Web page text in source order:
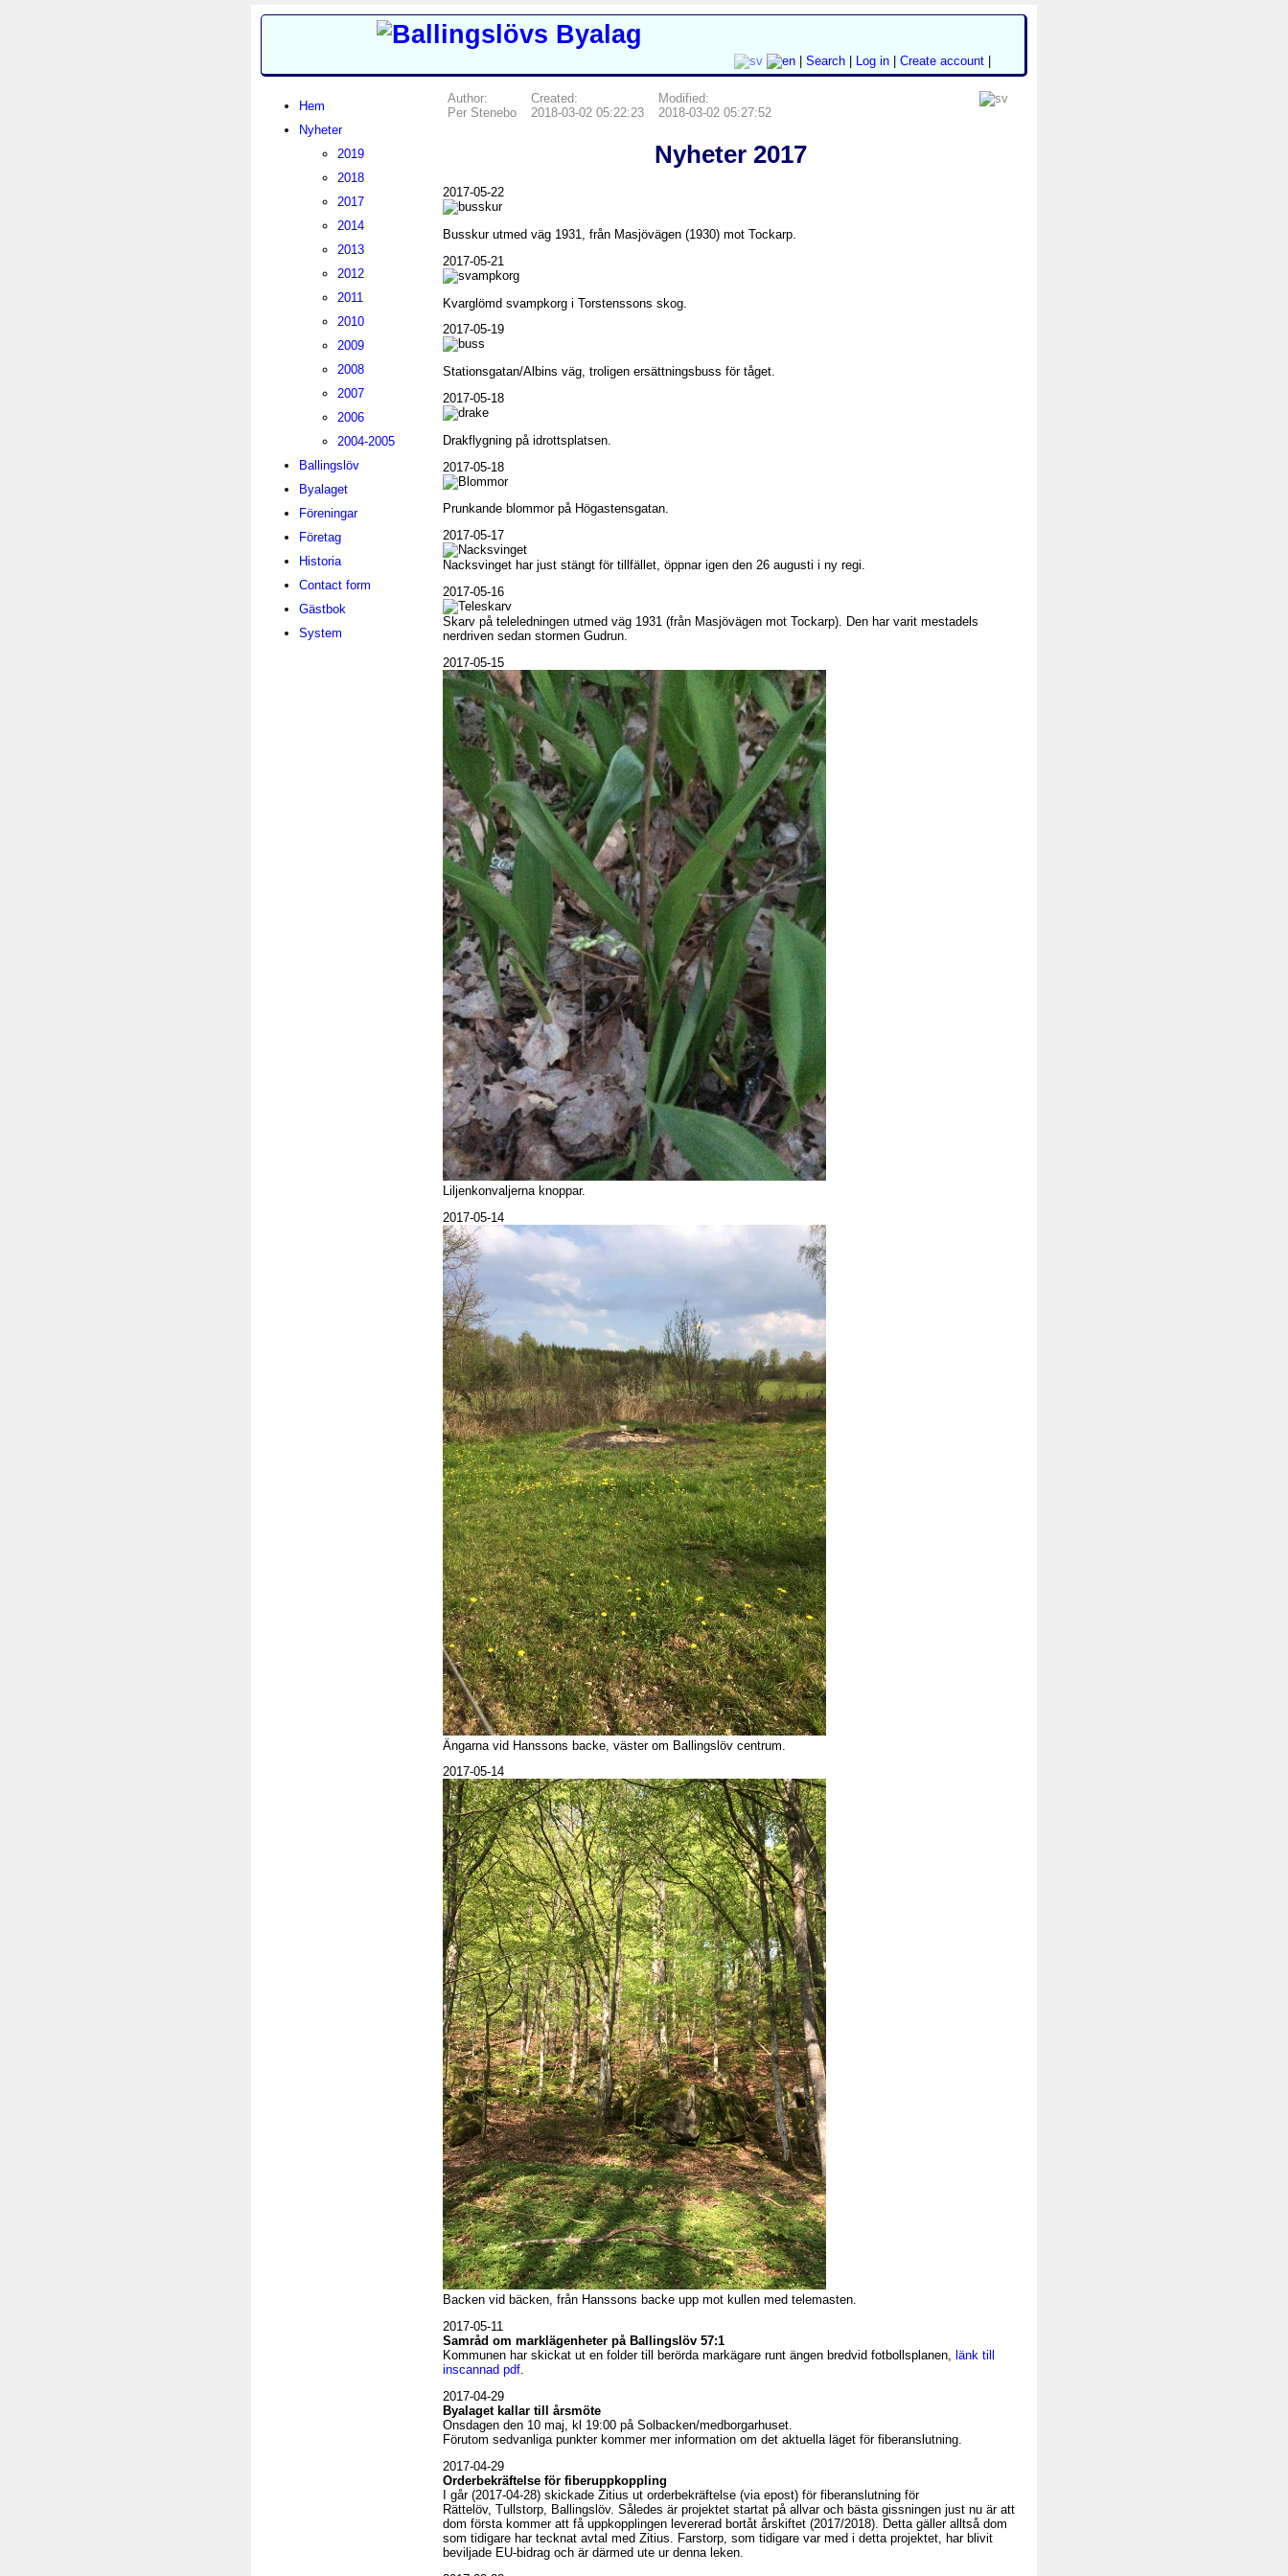
Search Log in Create account
Hem
Nyheter
2019
2018
2017
2014
2013
2012
2011
2010
2009
2008
2007
2006
2004-2005
Ballingslöv
Byalaget
Föreningar
Företag
Historia
Contact form
Gästbok
System
Author:
Per Stenebo
Created:
2018-03-02 05:22:23
Modified:
2018-03-02 05:27:52
Nyheter 2017
2017-05-22
Busskur utmed väg 1931, från Masjövägen (1930) mot Tockarp.
2017-05-21
Kvarglömd svampkorg i Torstenssons skog.
2017-05-19
Stationsgatan/Albins väg, troligen ersättningsbuss för tåget.
2017-05-18
Drakflygning på idrottsplatsen.
2017-05-18
Prunkande blommor på Högastensgatan.
2017-05-17
Nacksvinget har just stängt för tillfället, öppnar igen den 26 augusti i ny regi.
2017-05-16
Skarv på teleledningen utmed väg 1931 (från Masjövägen mot Tockarp). Den har varit mestadels
nerdriven sedan stormen Gudrun.
2017-05-15
Liljenkonvaljerna knoppar.
2017-05-14
Ängarna vid Hanssons backe, väster om Ballingslöv centrum.
2017-05-14
Backen vid bäcken, från Hanssons backe upp mot kullen med telemasten.
2017-05-11
Samråd om marklägenheter på Ballingslöv 57:1
Kommunen har skickat ut en folder till berörda markägare runt ängen bredvid fotbollsplanen, länk till
inscannad pdf.
2017-04-29
Byalaget kallar till årsmöte
Onsdagen den 10 maj, kl 19:00 på Solbacken/medborgarhuset.
Förutom sedvanliga punkter kommer mer information om det aktuella läget för fiberanslutning.
2017-04-29
Orderbekräftelse för fiberuppkoppling
I går (2017-04-28) skickade Zitius ut orderbekräftelse (via epost) för fiberanslutning för
Rättelöv, Tullstorp, Ballingslöv. Således är projektet startat på allvar och bästa gissningen just nu är att
dom första kommer att få uppkopplingen levererad bortåt årskiftet (2017/2018). Detta gäller alltså dom
som tidigare har tecknat avtal med Zitius. Farstorp, som tidigare var med i detta projektet, har blivit
beviljade EU-bidrag och är därmed ute ur denna leken.